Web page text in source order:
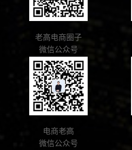
老高电商圈子
微信公众号
电商老高
微信公众号